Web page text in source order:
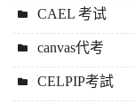
CAEL 考试
canvas代考
CELPIP考試